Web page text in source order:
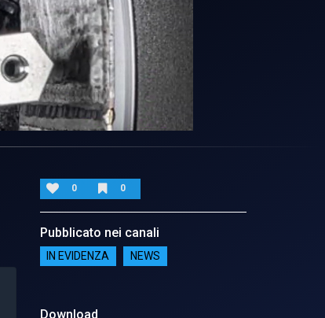
0 0
Pubblicato nei canali
IN EVIDENZA NEWS
Download